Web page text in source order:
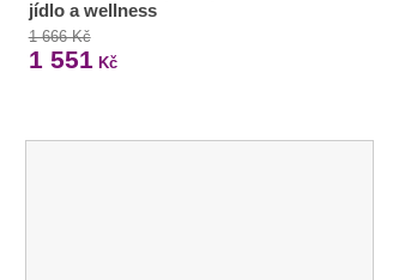
jídlo a wellness
1 666 Kč
1 551 Kč